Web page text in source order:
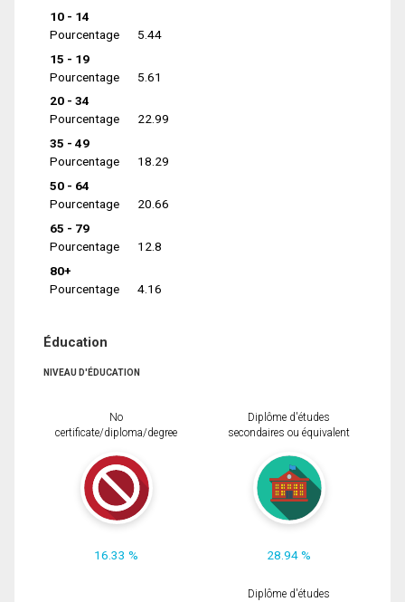
10 - 14
Pourcentage
5.44
15 - 19
Pourcentage
5.61
20 - 34
Pourcentage
22.99
35 - 49
Pourcentage
18.29
50 - 64
Pourcentage
20.66
65 - 79
Pourcentage
12.8
80+
Pourcentage
4.16
Éducation
NIVEAU D'ÉDUCATION
No
certificate/diploma/degree
16.33 %
Diplôme d'études
secondaires ou équivalent
28.94 %
Diplôme d'études